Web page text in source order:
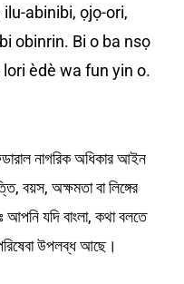
abinibi, ọjọ-ori,
obinrin. Bi o ba nsọ
èdè wa fun yin o.
নাগরিক অধিকার আইন
বয়স, অক্ষমতা বা লিঙ্গের
যদি বাংলা, কথা বলতে
পরিষেবা উপলব্ধ আছে।